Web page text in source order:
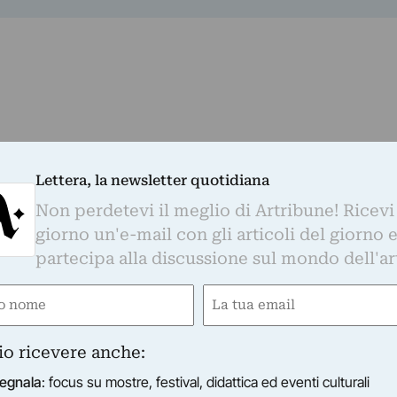
È sufficiente cliccare quiper
sempre aggiornati
Lettera, la newsletter quotidiana
Non perdetevi il meglio di Artribune!
giorno un'e-mail con gli articoli del giorno
partecipa alla discussione sul mondo
Email
ricevere anche:
: focus su mostre, festival, didattica ed eventi culturali